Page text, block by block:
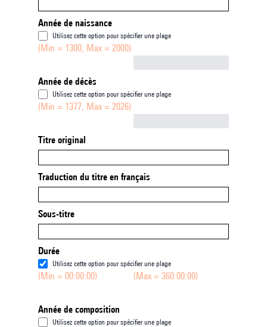
Année de naissance
Utilisez cette option pour spécifier une plage
(Min = 1300, Max = 2000)
Année de décès
Utilisez cette option pour spécifier une plage
(Min = 1377, Max = 2026)
Titre original
Traduction du titre en français
Sous-titre
Durée
Utilisez cette option pour spécifier une plage
(Min = 00:00:00) (Max = 360:00:00)
Année de composition
Utilisez cette option pour spécifier une plage